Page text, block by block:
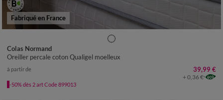
Fabriqué en France
Colas Normand
Oreiller percale coton Qualigel moelleux
à partir de 39,99 €
+ 0,36 €
-50% dès 2 art Code 899013